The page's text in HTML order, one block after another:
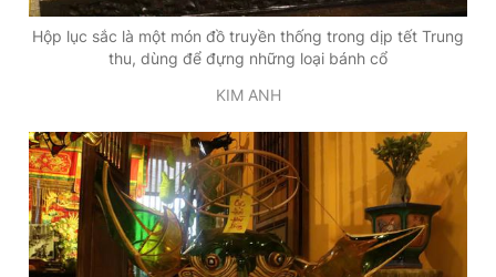
Hộp lục sắc là một món đồ truyền thống trong dịp tết Trung
thu, dùng để đựng những loại bánh cổ
KIM ANH